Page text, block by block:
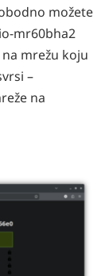
možete
mr60bha2
na mrežu koju
–
na